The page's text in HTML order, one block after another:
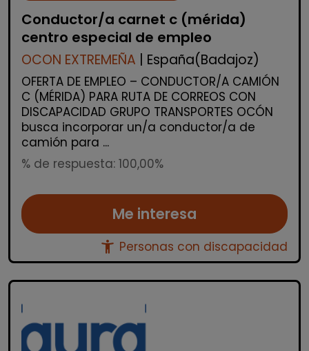
Conductor/a carnet c (mérida)
centro especial de empleo
OCON EXTREMEÑA | España(Badajoz)
OFERTA DE EMPLEO – CONDUCTOR/A CAMIÓN
C (MÉRIDA) PARA RUTA DE CORREOS CON
DISCAPACIDAD GRUPO TRANSPORTES OCÓN
busca incorporar un/a conductor/a de
camión para ...
% de respuesta: 100,00%
Me interesa
accessibility_new Personas con discapacidad